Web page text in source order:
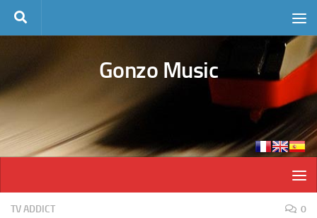
Skip to content
Gonzo Music
TV ADDICT 0